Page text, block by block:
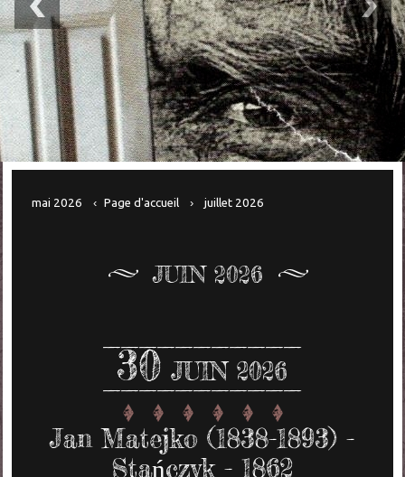
mai 2026 Page d'accueil juillet 2026
JUIN 2026
30 JUIN 2026
Jan Matejko (1838-1893) -
Stańczyk - 1862